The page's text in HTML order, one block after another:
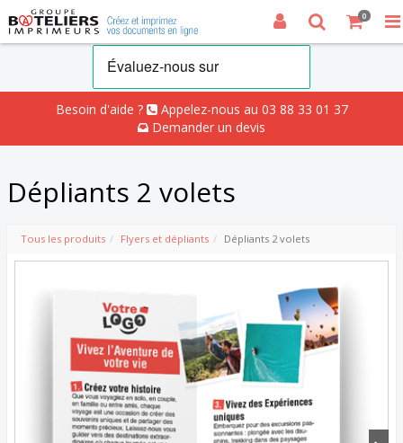
Besoin d'aide ?
Appelez-nous au 03 88 33 01 37
Demander un devis
0
Dépliants 2 volets
Tous les produits Flyers et dépliants Dépliants 2 volets